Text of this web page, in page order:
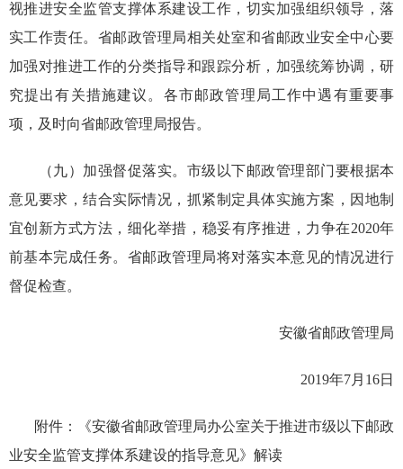
视推进安全监管支撑体系建设工作，切实加强组织领导，落
实工作责任。省邮政管理局相关处室和省邮政业安全中心要
加强对推进工作的分类指导和跟踪分析，加强统筹协调，研
究提出有关措施建议。各市邮政管理局工作中遇有重要事
项，及时向省邮政管理局报告。
（九）加强督促落实。市级以下邮政管理部门要根据本
意见要求，结合实际情况，抓紧制定具体实施方案，因地制
宜创新方式方法，细化举措，稳妥有序推进，力争在2020年
前基本完成任务。省邮政管理局将对落实本意见的情况进行
督促检查。
安徽省邮政管理局
2019年7月16日
附件：
《安徽省邮政管理局办公室关于推进市级以下邮政
业安全监管支撑体系建设的指导意见》解读